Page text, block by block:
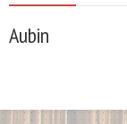
Aubin